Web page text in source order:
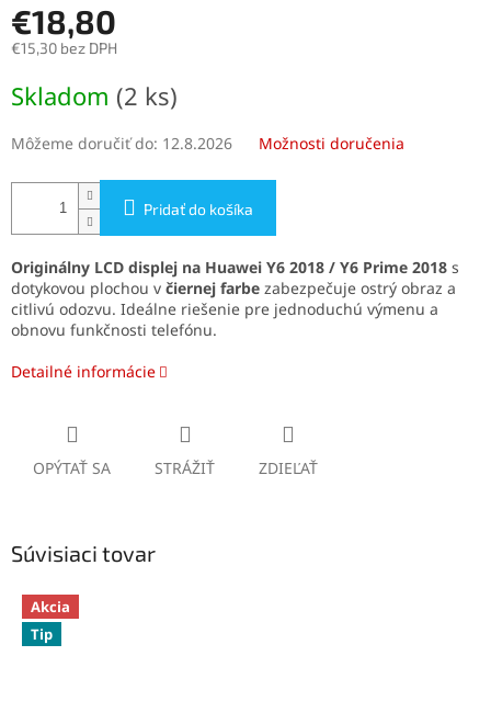
€18,80
€15,30 bez DPH
cena:
Skladom (2 ks)
Môžeme doručiť do: 12.8.2026 Možnosti doručenia
Pridať do košíka
Originálny LCD displej na Huawei Y6 2018 / Y6 Prime 2018 s
dotykovou plochou v čiernej farbe zabezpečuje ostrý obraz a
citlivú odozvu. Ideálne riešenie pre jednoduchú výmenu a
obnovu funkčnosti telefónu.
Detailné informácie
OPÝTAŤ SA STRÁŽIŤ ZDIEĽAŤ
Súvisiaci tovar
Akcia
Tip